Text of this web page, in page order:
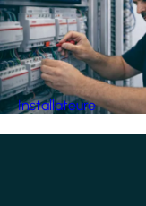
Installateure